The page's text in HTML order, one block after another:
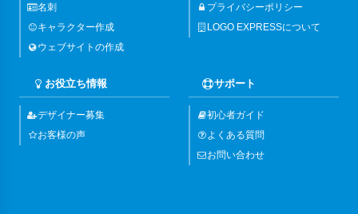
名刺
キャラクター作成
ウェブサイトの作成
プライバシーポリシー
LOGO EXPRESSについて
お役立ち情報
デザイナー募集
お客様の声
サポート
初心者ガイド
よくある質問
お問い合わせ